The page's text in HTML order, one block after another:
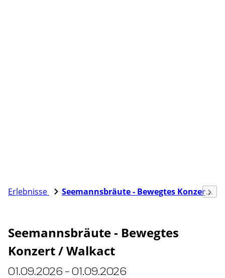
Erlebnisse Seemannsbräute - Bewegtes Konzert / Walkact
Seemannsbräute - Bewegtes
Konzert / Walkact
01.09.2026 - 01.09.2026